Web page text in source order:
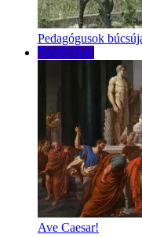
Pedagógusok
Történelem
Ave Caesar!